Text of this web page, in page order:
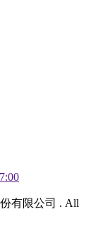
有限公司 . All